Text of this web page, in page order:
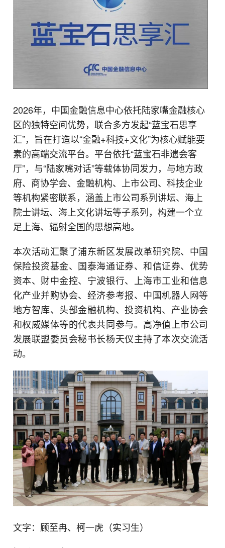
2026年，中国金融信息中心依托陆家嘴金融核心
区的独特空间优势，联合多方发起“蓝宝石思享
汇”，旨在打造以“金融+科技+文化”为核心赋能要
素的高端交流平台。平台依托“蓝宝石非遗会客
厅”，与“陆家嘴对话”等载体协同发力，与地方政
府、商协学会、金融机构、上市公司、科技企业
等机构紧密联系，涵盖上市公司系列讲坛、海上
院士讲坛、海上文化讲坛等子系列，构建一个立
足上海、辐射全国的思想高地。
本次活动汇聚了浦东新区发展改革研究院、中国
保险投资基金、国泰海通证券、和信证券、优势
资本、财中金控、宁波银行、上海市工业和信息
化产业并购协会、经济参考报、中国机器人网等
地方智库、头部金融机构、投资机构、产业协会
和权威媒体等的代表共同参与。高净值上市公司
发展联盟委员会秘书长杨天仪主持了本次交流活
动。
文字：顾至冉、柯一虎（实习生）